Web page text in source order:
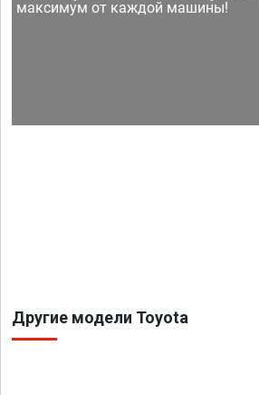
максимум от каждой машины!
Другие модели Toyota